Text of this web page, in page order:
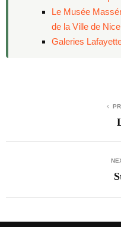
Le Musée
de la Ville de Nice
Galeries